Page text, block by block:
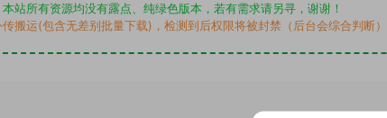
站所有资源均没有露点、纯绿色版本，若有需求请另寻，谢谢！
搬运(包含无差别批量下载)，检测到后权限将被封禁（后台会综合判断）